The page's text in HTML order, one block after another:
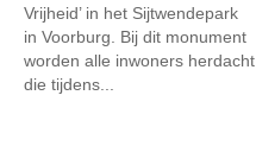
Vrijheid’ in het Sijtwendepark
in Voorburg. Bij dit monument
worden alle inwoners herdacht
die tijdens...